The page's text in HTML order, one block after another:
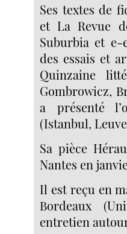
Ses textes de
et La Revue
Suburbia et e-
des essais et
Quinzaine
Gombrowicz,
a présenté
(Istanbul,
Sa pièce
Nantes en
Il est reçu en
Bordeaux
entretien